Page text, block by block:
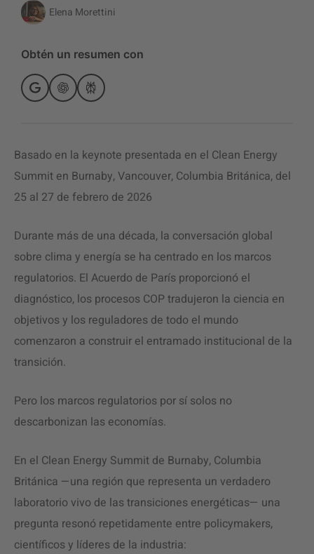
Elena Morettini
Obtén un resumen con
Basado en la keynote presentada en el Clean Energy
Summit en Burnaby, Vancouver, Columbia Británica, del
25 al 27 de febrero de 2026
Durante más de una década, la conversación global
sobre clima y energía se ha centrado en los marcos
regulatorios. El Acuerdo de París proporcionó el
diagnóstico, los procesos COP tradujeron la ciencia en
objetivos y los reguladores de todo el mundo
comenzaron a construir el entramado institucional de la
transición.
Pero los marcos regulatorios por sí solos no
descarbonizan las economías.
En el Clean Energy Summit de Burnaby, Columbia
Británica —una región que representa un verdadero
laboratorio vivo de las transiciones energéticas— una
pregunta resonó repetidamente entre policymakers,
científicos y líderes de la industria: